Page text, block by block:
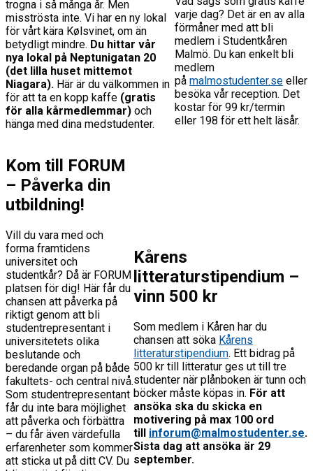
trogna i så många år. Men
misströsta inte. Vi har en ny lokal
för vårt kära Kølsvinet, om än
betydligt mindre. Du hittar vår
nya lokal på Neptunigatan 20
(det lilla huset mittemot
Niagara). Här är du välkommen in
för att ta en kopp kaffe (gratis
för alla kårmedlemmar) och
hänga med dina medstudenter.
varje dag? Det är en av alla
förmåner med att bli
medlem i Studentkåren
Malmö. Du kan enkelt bli
medlem
på malmostudenter.se eller
besöka vår reception. Det
kostar för 99 kr/termin
eller 198 för ett helt läsår.
Kom till FORUM
– Påverka din
utbildning!
Vill du vara med och
forma framtidens
universitet och
studentkår? Då är FORUM
platsen för dig! Här får du
chansen att påverka på
riktigt genom att bli
studentrepresentant i
universitetets olika
beslutande och
beredande organ på både
fakultets- och central nivå.
Som studentrepresentant
får du inte bara möjlighet
att påverka och förbättra
– du får även värdefulla
erfarenheter som kommer
att sticka ut på ditt CV. Du
Kårens
litteraturstipendium –
vinn 500 kr
Som medlem i Kåren har du
chansen att söka Kårens
litteraturstipendium. Ett bidrag på
500 kr till litteratur ges ut till tre
studenter när plånboken är tunn och
böcker måste köpas in. För att
ansöka ska du skicka en
motivering på max 100 ord
till inforum@malmostudenter.se.
Sista dag att ansöka är 29
september.